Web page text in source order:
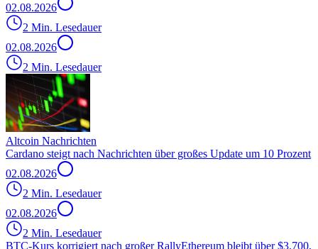
02.08.2026
2 Min. Lesedauer
02.08.2026
2 Min. Lesedauer
Altcoin Nachrichten
Cardano steigt nach Nachrichten über großes Update um 10 Prozent
02.08.2026
2 Min. Lesedauer
02.08.2026
2 Min. Lesedauer
BTC-Kurs korrigiert nach großer RallyEthereum bleibt über $3.700,